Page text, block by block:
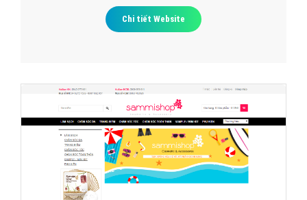
Chi tiết Website